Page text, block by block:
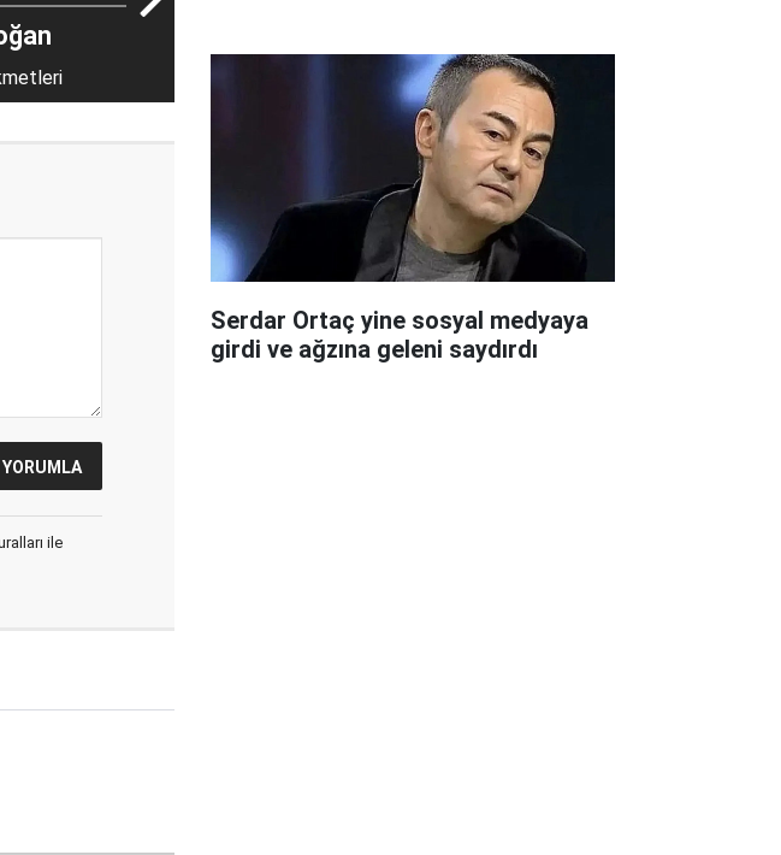
ile
Serdar Ortaç yine sosyal medyaya
girdi ve ağzına geleni saydırdı